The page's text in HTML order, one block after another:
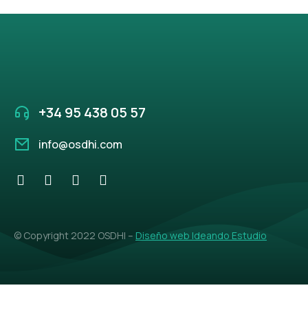
+34 95 438 05 57
info@osdhi.com
© Copyright 2022 OSDHI – Diseño web Ideando Estudio